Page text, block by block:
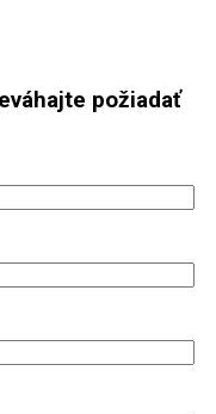
požiadať